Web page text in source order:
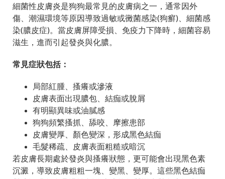
細菌性皮膚炎是狗狗最常見的皮膚病之一，通常因外
傷、潮濕環境等原因導致過敏或黴菌感染(狗癬)、細菌感
染(膿皮症)。當皮膚屏障受損、免疫力下降時，細菌容易
滋生，進而引起發炎與化膿。
常見症狀包括：
局部紅腫、搔癢或滲液
皮膚表面出現膿包、結痂或脫屑
有明顯異味或油膩感
狗狗頻繁搔抓、舔咬、摩擦患部
皮膚變厚、顏色變深，形成黑色結痂
毛髮稀疏、皮膚表面粗糙或暗沉
若皮膚長期處於發炎與搔癢狀態，更可能會出現黑色素
沉澱，導致皮膚粗粗一塊、變黑、變厚。這些黑色結痂